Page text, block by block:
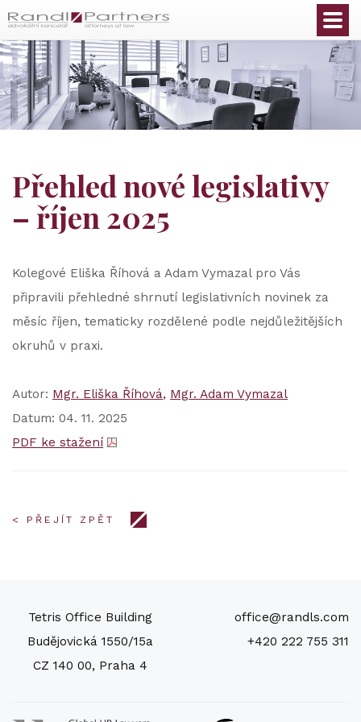
Přehled nové legislativy
– říjen 2025
Kolegové Eliška Říhová a Adam Vymazal pro Vás
připravili přehledné shrnutí legislativních novinek za
měsíc říjen, tematicky rozdělené podle nejdůležitějších
okruhů v praxi.
Autor: Mgr. Eliška Říhová Mgr. Adam Vymazal
Datum: 04. 11. 2025
PDF ke stažení
< PŘEJÍT ZPĚT
Tetris Office Building
Budějovická 1550/15a
CZ 140 00, Praha 4
office@randls.com
+420 222 755 311
Čeština